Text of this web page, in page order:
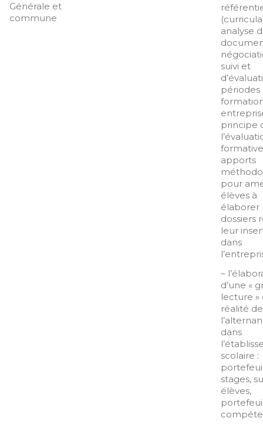
Générale et
commune
analyse
suivi et
périodes
principe
apports
pour
élèves à
élaborer
dossiers
leur
dans
–
d’une «
lecture »
réalité de
dans
scolaire :
stages,
élèves,